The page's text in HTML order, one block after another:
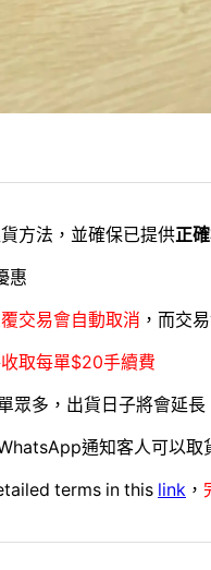
方法，並確保已提供正
惠
交易會自動取消 ，而交
收取每單$20手續費
眾多，出貨日子將會延
通知客人可以取
terms in this link ，